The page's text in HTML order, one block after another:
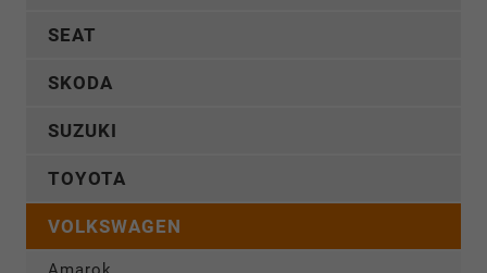
SEAT
SKODA
SUZUKI
TOYOTA
VOLKSWAGEN